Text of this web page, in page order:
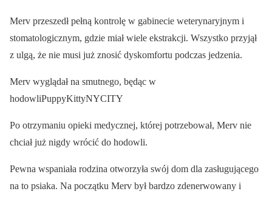
Merv przeszedł pełną kontrolę w gabinecie weterynaryjnym i
stomatologicznym, gdzie miał wiele ekstrakcji. Wszystko przyjął
z ulgą, że nie musi już znosić dyskomfortu podczas jedzenia.
Merv wyglądał na smutnego, będąc w
hodowliPuppyKittyNYCITY
Po otrzymaniu opieki medycznej, której potrzebował, Merv nie
chciał już nigdy wrócić do hodowli.
Pewna wspaniała rodzina otworzyła swój dom dla zasługującego
na to psiaka. Na początku Merv był bardzo zdenerwowany i